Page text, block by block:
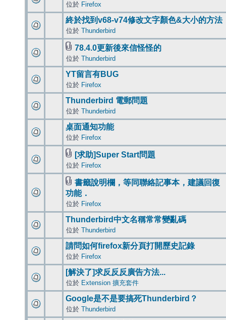
位於 Firefox
終於找到v68-v74修改文字顏色&大小的方法
位於 Thunderbird
78.4.0更新後來信怪怪的
位於 Thunderbird
YT留言有BUG
位於 Firefox
Thunderbird 電郵問題
位於 Thunderbird
桌面通知功能
位於 Firefox
[求助]Super Start問題
位於 Firefox
書籤說明欄，等同聯絡記事本，建議回復
功能．
位於 Firefox
Thunderbird中文名稱常常變亂碼
位於 Thunderbird
請問如何firefox新分頁打開歷史記錄
位於 Firefox
[解決了]求反反反廣告方法...
位於 Extension 擴充套件
Google是不是要搞死Thunderbird？
位於 Thunderbird